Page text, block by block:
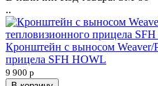
..
Кронштейн с выносом Weaver/
прицела SFH HOWL
9 900 р